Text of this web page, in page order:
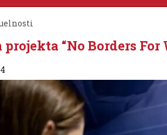
“No Borders For